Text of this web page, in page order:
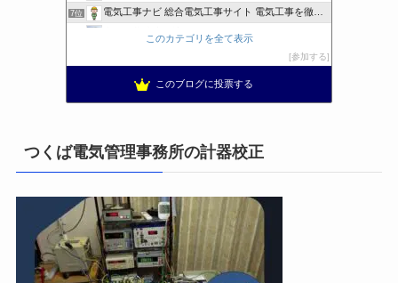
7位 電気工事ナビ 総合電気工事サイト 電気工事を徹底解説
東洋電装株式会社すたっぷぶろぐ
まぁ、ちゃんと仕事ができればいいな
14位 エンジニアリング日記
15位 私の電気主任技術者実務記事＋電気プチ動画
このカテゴリを全て表示
参加する
このブログに投票する
つくば電気管理事務所の計器校正